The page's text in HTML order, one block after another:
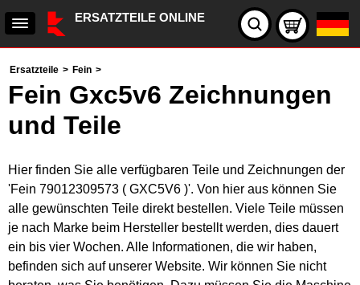
ERSATZTEILE ONLINE
Ersatzteile > Fein >
Fein Gxc5v6 Zeichnungen
und Teile
Hier finden Sie alle verfügbaren Teile und Zeichnungen der
'Fein 79012309573 ( GXC5V6 )'. Von hier aus können Sie
alle gewünschten Teile direkt bestellen. Viele Teile müssen
je nach Marke beim Hersteller bestellt werden, dies dauert
ein bis vier Wochen. Alle Informationen, die wir haben,
befinden sich auf unserer Website. Wir können Sie nicht